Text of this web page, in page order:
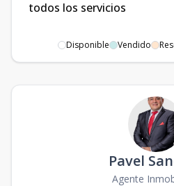
todos los servicios
Disponible Vendido
Pavel
Agente